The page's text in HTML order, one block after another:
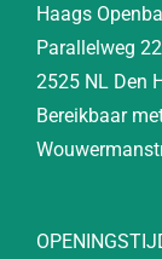
Haags
Parallelweg
2525 NL Den
Bereikbaar